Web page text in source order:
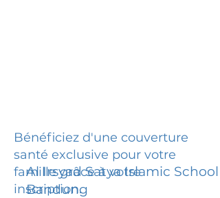
Bénéficiez d'une couverture
santé exclusive pour votre
famille grâce à votre
inscription.
Al Irsyad Satya Islamic School
Bandung